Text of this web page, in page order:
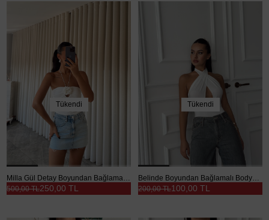
Tükendi
250,00 TL
500,00 TL
Tükendi
100,00 TL
200,00 TL